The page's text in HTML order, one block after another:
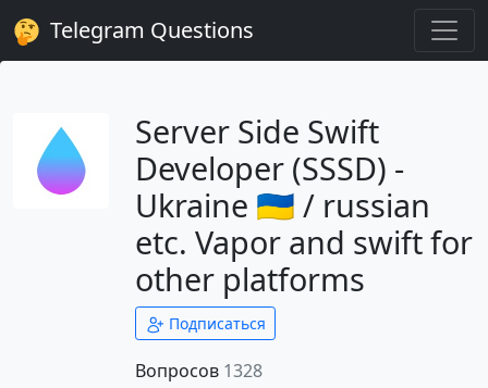
Telegram Questions
Server Side Swift
Developer (SSSD) -
Ukraine 🇺🇦 / russian
etc. Vapor and swift for
other platforms
Подписаться
Вопросов 1328